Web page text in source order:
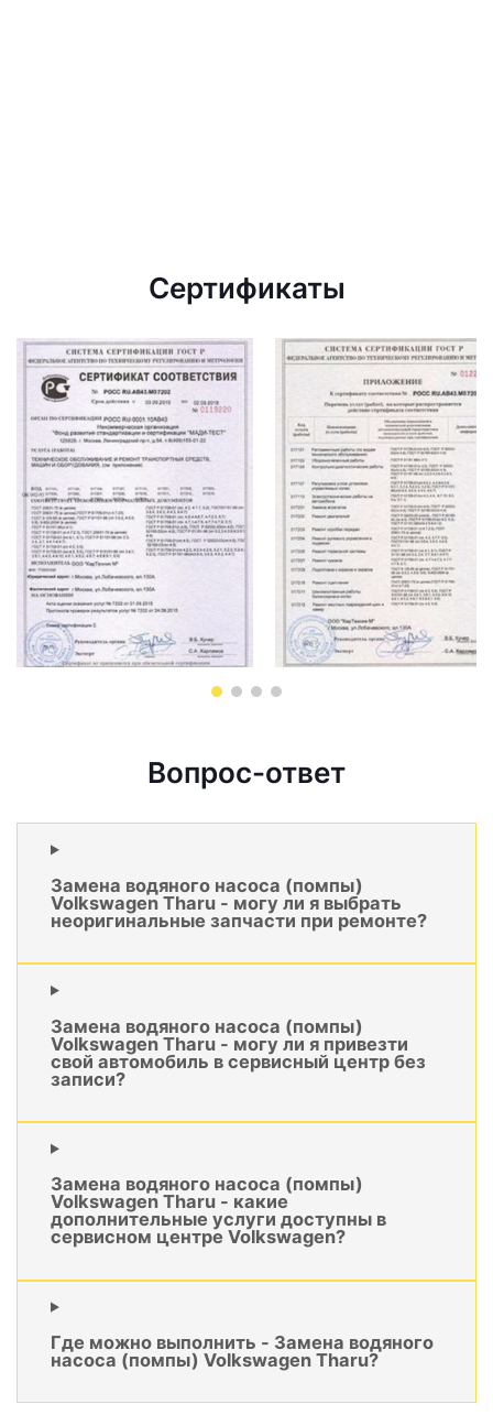
Сертификаты
Вопрос-ответ
Замена водяного насоса (помпы)
Volkswagen Tharu - могу ли я выбрать
неоригинальные запчасти при ремонте?
Замена водяного насоса (помпы)
Volkswagen Tharu - могу ли я привезти
свой автомобиль в сервисный центр без
записи?
Замена водяного насоса (помпы)
Volkswagen Tharu - какие
дополнительные услуги доступны в
сервисном центре Volkswagen?
Где можно выполнить - Замена водяного
насоса (помпы) Volkswagen Tharu?